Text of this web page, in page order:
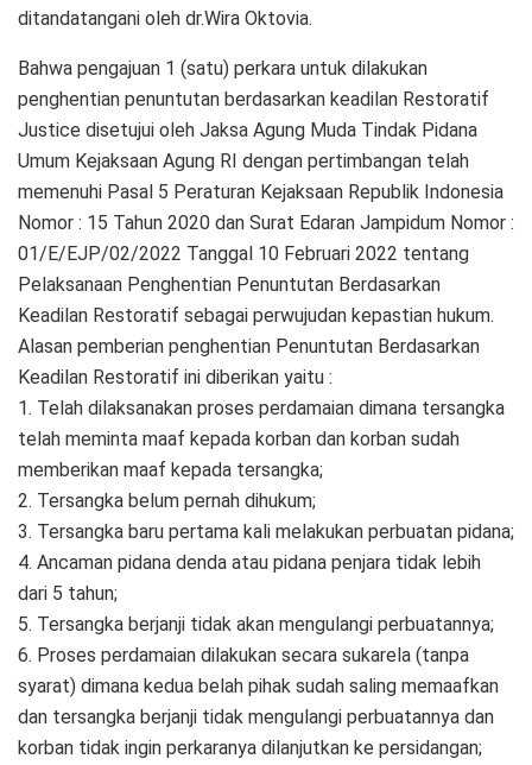
ditandatangani oleh dr.Wira Oktovia.
Bahwa pengajuan 1 (satu) perkara untuk dilakukan
penghentian penuntutan berdasarkan keadilan Restoratif
Justice disetujui oleh Jaksa Agung Muda Tindak Pidana
Umum Kejaksaan Agung RI dengan pertimbangan telah
memenuhi Pasal 5 Peraturan Kejaksaan Republik Indonesia
Nomor : 15 Tahun 2020 dan Surat Edaran Jampidum Nomor :
01/E/EJP/02/2022 Tanggal 10 Februari 2022 tentang
Pelaksanaan Penghentian Penuntutan Berdasarkan
Keadilan Restoratif sebagai perwujudan kepastian hukum.
Alasan pemberian penghentian Penuntutan Berdasarkan
Keadilan Restoratif ini diberikan yaitu :
1. Telah dilaksanakan proses perdamaian dimana tersangka
telah meminta maaf kepada korban dan korban sudah
memberikan maaf kepada tersangka;
2. Tersangka belum pernah dihukum;
3. Tersangka baru pertama kali melakukan perbuatan pidana;
4. Ancaman pidana denda atau pidana penjara tidak lebih
dari 5 tahun;
5. Tersangka berjanji tidak akan mengulangi perbuatannya;
6. Proses perdamaian dilakukan secara sukarela (tanpa
syarat) dimana kedua belah pihak sudah saling memaafkan
dan tersangka berjanji tidak mengulangi perbuatannya dan
korban tidak ingin perkaranya dilanjutkan ke persidangan;